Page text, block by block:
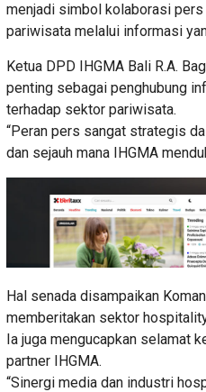
menjadi simbol kolaborasi
pariwisata melalui informasi
Ketua DPD IHGMA Bali R.A.
penting sebagai penghubung
terhadap sektor pariwisata.
“Peran pers sangat strategis
dan sejauh mana IHGMA
Hal senada disampaikan
memberitakan sektor
Ia juga mengucapkan selamat
partner IHGMA.
“Sinergi media dan industri